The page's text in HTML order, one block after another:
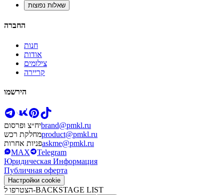
שאלות נפוצות
החברה
חנות
אודות
צילומים
קריירה
הירשמו
יח״צ ופרסוםbrand@pmkl.ru
מחלקת רכשproduct@pmkl.ru
פניות אחרותaskme@pmkl.ru
MAX
Telegram
Юридическая Информация
Публичная оферта
Настройки cookie
הצטרפו ל-BACKSTAGE LIST